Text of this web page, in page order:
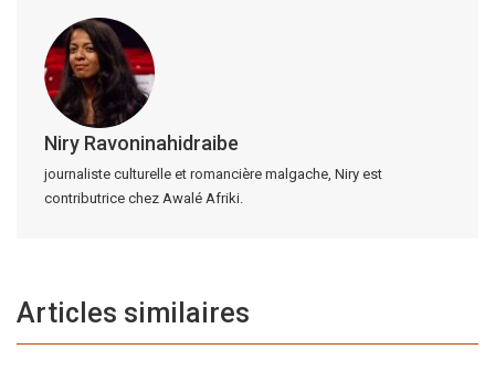
Niry Ravoninahidraibe
journaliste culturelle et romancière malgache, Niry est
contributrice chez Awalé Afriki.
Articles similaires